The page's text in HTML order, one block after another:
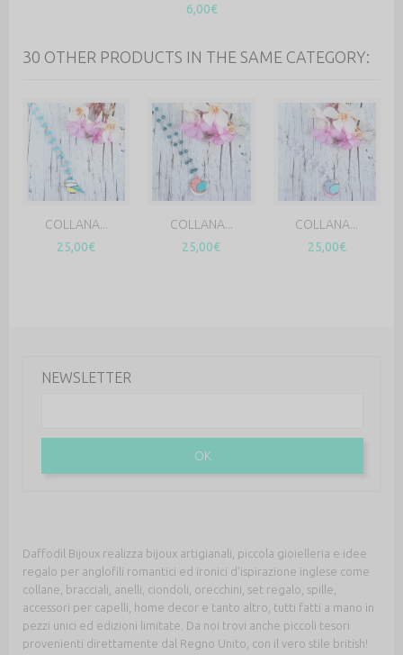
6,00€
30 OTHER PRODUCTS IN THE SAME CATEGORY:
COLLANA...
25,00€
COLLANA...
25,00€
COLLANA...
25,00€
NEWSLETTER
OK
Daffodil Bijoux realizza bijoux artigianali, piccola gioielleria e idee
regalo per anglofili romantici ed ironici d'ispirazione inglese come
collane, bracciali, anelli, ciondoli, orecchini, set regalo, spille,
accessori per capelli, home decor e tanto altro, tutti fatti a mano in
pezzi unici ed edizioni limitate. Da noi trovi anche piccoli tesori
provenienti direttamente dal Regno Unito, con il vero stile british!